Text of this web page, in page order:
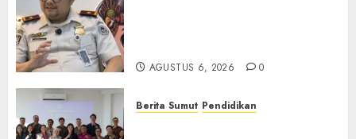
AGUSTUS 6, 2026 0
Berita Sumut Pendidikan